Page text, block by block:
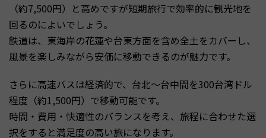
（約7,500円）と高めですが短期旅行で効率的に観光地を
回るのによいでしょう。
鉄道は、東海岸の花蓮や台東方面を含め全土をカバーし、
風景を楽しみながら安価に移動できるのが魅力です。
さらに高速バスは経済的で、台北〜台中間を300台湾ドル
程度（約1,500円）で移動可能です。
時間・費用・快適性のバランスを考え、旅程に合わせた選
択をすると満足度の高い旅になります。